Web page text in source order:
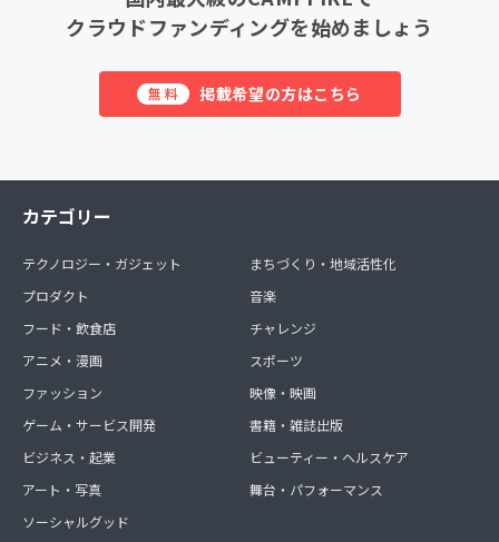
クラウドファンディングを始めましょう
無料 掲載希望の方はこちら
カテゴリー
テクノロジー・ガジェット
プロダクト
フード・飲食店
アニメ・漫画
ファッション
ゲーム・サービス開発
ビジネス・起業
アート・写真
ソーシャルグッド
まちづくり・地域活性化
音楽
チャレンジ
スポーツ
映像・映画
書籍・雑誌出版
ビューティー・ヘルスケア
舞台・パフォーマンス